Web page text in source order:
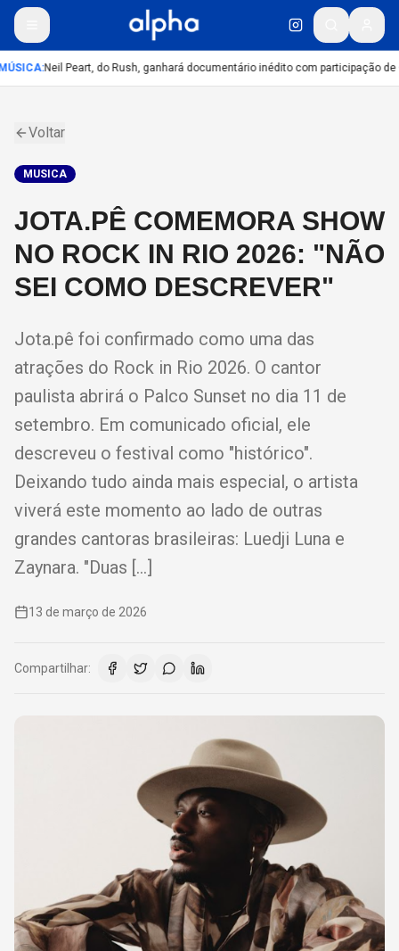
:Neil Peart, do Rush, ganhará documentário inédito com participação de
Voltar
MUSICA
JOTA.PÊ COMEMORA SHOW
NO ROCK IN RIO 2026: "NÃO
SEI COMO DESCREVER"
Jota.pê foi confirmado como uma das
atrações do Rock in Rio 2026. O cantor
paulista abrirá o Palco Sunset no dia 11 de
setembro. Em comunicado oficial, ele
descreveu o festival como "histórico".
Deixando tudo ainda mais especial, o artista
viverá este momento ao lado de outras
grandes cantoras brasileiras: Luedji Luna e
Zaynara. "Duas […]
13 de março de 2026
Compartilhar: